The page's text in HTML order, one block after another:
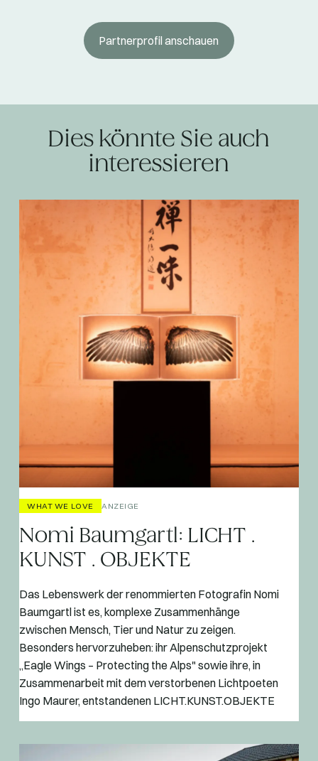
Partnerprofil anschauen
Dies könnte Sie auch
interessieren
WHAT WE LOVE ANZEIGE
Nomi Baumgartl: LICHT .
KUNST . OBJEKTE
Das Lebenswerk der renommierten Fotografin Nomi
Baumgartl ist es, komplexe Zusammenhänge
zwischen Mensch, Tier und Natur zu zeigen.
Besonders hervorzuheben: ihr Alpenschutzprojekt
„Eagle Wings – Protecting the Alps" sowie ihre, in
Zusammenarbeit mit dem verstorbenen Lichtpoeten
Ingo Maurer, entstandenen LICHT.KUNST.OBJEKTE